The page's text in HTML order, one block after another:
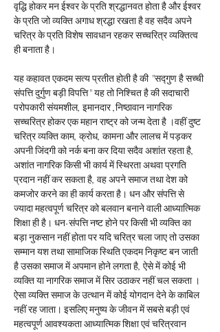
वृद्धि होकर मन ईश्वर के प्रति श्रद्धानवत होता है और ईश्वर
के प्रति जो व्यक्ति अगाध श्रद्धा रखता है वह सदैव अपने
चरित्र के प्रति विशेष सावधान रहकर सच्चरित्र व्यक्तित्व
ही बनाता है।
यह कहावत एकदम सत्य प्रतीत होती है की "सद्गुण है सच्ची
संपत्ति दुर्गुण बड़ी विपत्ति" यह तो निश्चित है की सदाचारी
परोपकारी संयमशील, इमानदार ,निष्ठावान नागरिक
सच्चरित्र होकर एक महान राष्ट्र को जन्म देता है ।वहीं दुष्ट
चरित्र व्यक्ति काम, क्रोध, कामना और लालच में पड़कर
अपनी जिंदगी को नर्क बना कर दिया सदैव अशांत रहता है,
अशांत नागरिक किसी भी कार्य में स्थिरता अथवा प्रगति
प्रदान नहीं कर सकता है, वह अपने समाज तथा देश को
कमजोर करने का ही कार्य करता है। धन और संपत्ति से
ज्यादा महत्वपूर्ण चरित्र को बलवान बनाने वाली आध्यात्मिक
शिक्षा ही है। धन-संपत्ति नष्ट होने पर किसी भी व्यक्ति का
बड़ा नुकसान नहीं होता पर यदि चरित्र चला जाए तो उसका
सम्मान यश तथा सामाजिक स्थिति एकदम निकृष्ट बन जाती
है उसका समाज में अपमान होने लगता है, ऐसे में कोई भी
व्यक्ति या नागरिक समाज में सिर उठाकर नहीं चल सकता ।
ऐसा व्यक्ति समाज के उत्थान में कोई योगदान देने के काबिल
नहीं रह जाता। इसलिए मनुष्य के जीवन में सबसे बड़ी एवं
महत्वपूर्ण आवश्यकता आध्यात्मिक शिक्षा एवं चरित्रवान